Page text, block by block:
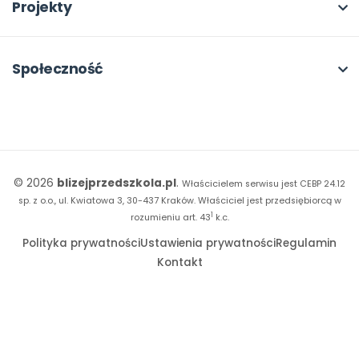
Rabat dla przedszkoli
Dla rad pedagogicznych
18. FORUM
Moja Płytoteka
Kiosk online
Projekty
Kumpelkowo
Dookoła Polski
Sprintem do maratonu
Społeczność
Instagram
© 2026 blizejprzedszkola.pl. Właścicielem serwisu jest CEBP 24.12
sp. z o.o., ul. Kwiatowa 3, 30-437 Kraków.Właściciel jest przedsiębiorcą w
rozumieniu art. 431 k.c.
Polityka prywatnościUstawienia prywatnościRegulamin
Kontakt